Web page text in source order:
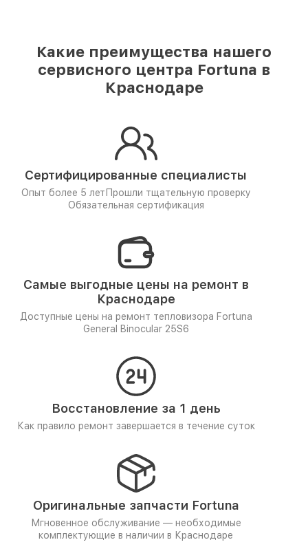
Какие преимущества нашего
сервисного центра Fortuna в
Краснодаре
Сертифицированные специалисты
Опыт более 5 лет Прошли тщательную проверку
Обязательная сертификация
Самые выгодные цены на ремонт в
Краснодаре
Доступные цены на ремонт тепловизора Fortuna
General Binocular 25S6
Восстановление за 1 день
Как правило ремонт завершается в течение суток
Оригинальные запчасти Fortuna
Мгновенное обслуживание — необходимые
комплектующие в наличии в Краснодаре